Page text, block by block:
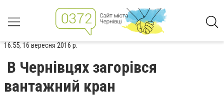
16:55, 16 вересня 2016 р.
В Чернівцях загорівся
вантажний кран